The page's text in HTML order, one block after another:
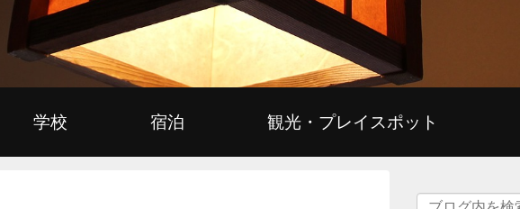
学校 宿泊 観光・プレイスポット